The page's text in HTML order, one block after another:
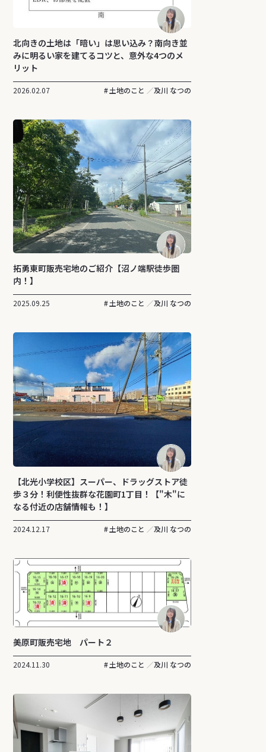
北向きの土地は「暗い」は思い込み？南向き並
みに明るい家を建てるコツと、意外な4つのメ
リット
2026.02.07 土地のこと 及川 なつの
拓勇東町販売宅地のご紹介【沼ノ端駅徒歩圏
内！】
2025.09.25 土地のこと 及川 なつの
【北光小学校区】スーパー、ドラッグストア徒
歩３分！利便性抜群な花園町1丁目！【"木"に
なる付近の店舗情報も！】
2024.12.17 土地のこと 及川 なつの
美原町販売宅地 パート２
2024.11.30 土地のこと 及川 なつの